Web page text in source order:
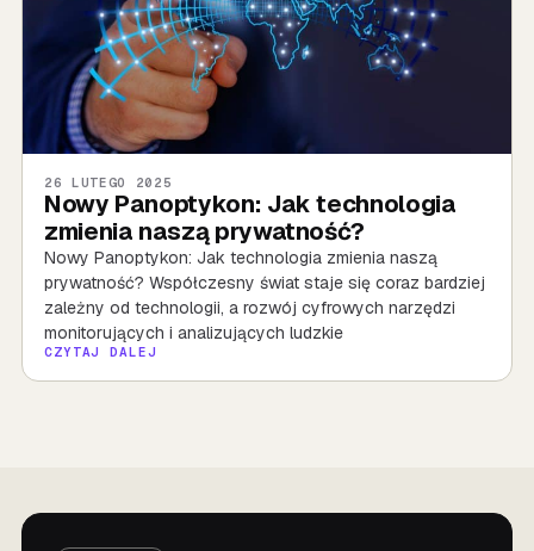
Nowy Panoptykon: Jak technologia
zmienia naszą prywatność?
26 LUTEGO 2025
Nowy Panoptykon: Jak technologia zmienia naszą
prywatność? Współczesny świat staje się coraz bardziej
zależny od technologii, a rozwój cyfrowych narzędzi
monitorujących i analizujących ludzkie
CZYTAJ DALEJ